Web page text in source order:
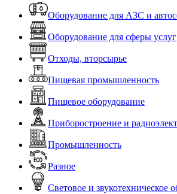
Оборудование для АЗС и
Оборудование для сферы услуг
Отходы, вторсырье
Пищевая промышленность
Пищевое оборудование
Приборостроение и
Промышленность
Разное
Световое и звукотехническое